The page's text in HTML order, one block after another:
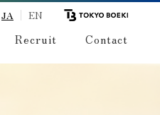
Recruit Contact
JA EN